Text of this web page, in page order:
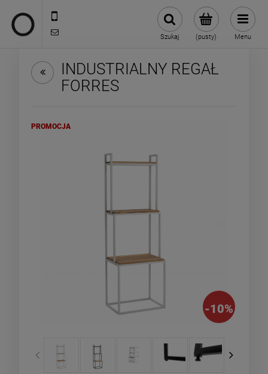
(pusty)
Szukaj Menu
INDUSTRIALNY REGAŁ
FORRES
PROMOCJA
-10%